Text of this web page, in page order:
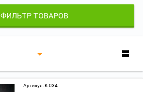
ФИЛЬТР ТОВАРОВ
Артикул:К-034